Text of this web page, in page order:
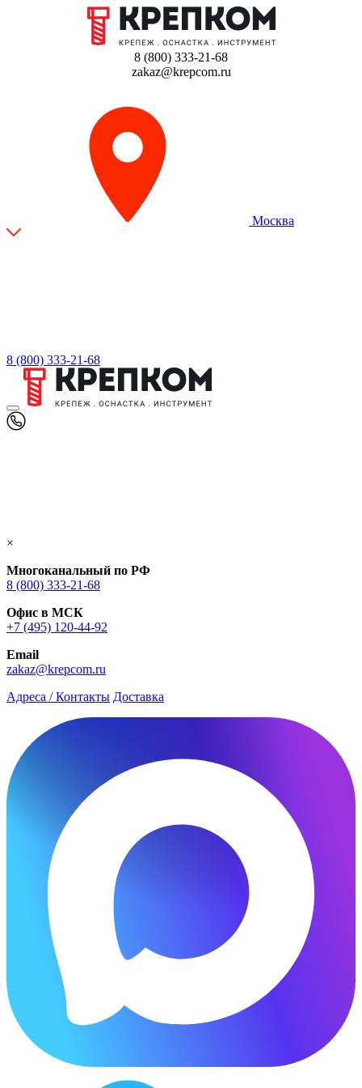
8 (800) 333-21-68
zakaz@krepcom.ru
Москва
8 (800) 333-21-68
×
Многоканальный по РФ
8 (800) 333‑21-68
Офис в МСК
+7 (495) 120-44-92
Email
zakaz@krepcom.ru
Адреса / Контакты Доставка